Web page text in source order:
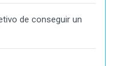
de conseguir un